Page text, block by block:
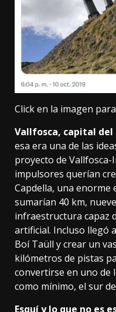
Click en la imagen
Vallfosca, capital del
esa era una de las
proyecto de Vallfosca-
impulsores querían
Capdella, una enorme
sumarían 40 km,
infraestructura capaz
artificial. Incluso llegó
Boí Taüll y crear un
kilómetros de pistas
convertirse en uno de
como mínimo, el sur
Esquí y lo que no es